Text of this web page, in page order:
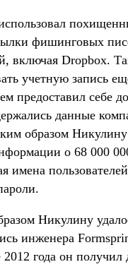
фишинговых
включая Dropbox.
учетную запись
предоставил себе
данные
образом
о 68 000
имена
Никулину
инженера
года он получил